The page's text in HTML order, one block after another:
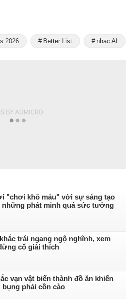
2026 Better List nhạc AI
"chơi khô máu" với sự sáng tạo
những phát minh quá sức tưởng
trái ngang ngộ nghĩnh, xem
cố giải thích
vạn vật biến thành đồ ăn khiến
phải cồn cào